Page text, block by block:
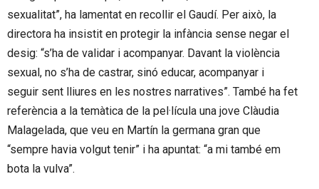
sexualitat”, ha lamentat en recollir el Gaudí. Per això, la
directora ha insistit en protegir la infància sense negar el
desig: “s’ha de validar i acompanyar. Davant la violència
sexual, no s’ha de castrar, sinó educar, acompanyar i
seguir sent lliures en les nostres narratives”. També ha fet
referència a la temàtica de la pel·lícula una jove Clàudia
Malagelada, que veu en Martín la germana gran que
“sempre havia volgut tenir” i ha apuntat: “a mi també em
bota la vulva”.